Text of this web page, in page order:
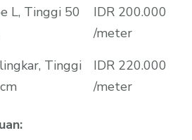
L, Tinggi 50
IDR 200.000
/meter
Tinggi
IDR 220.000
/meter